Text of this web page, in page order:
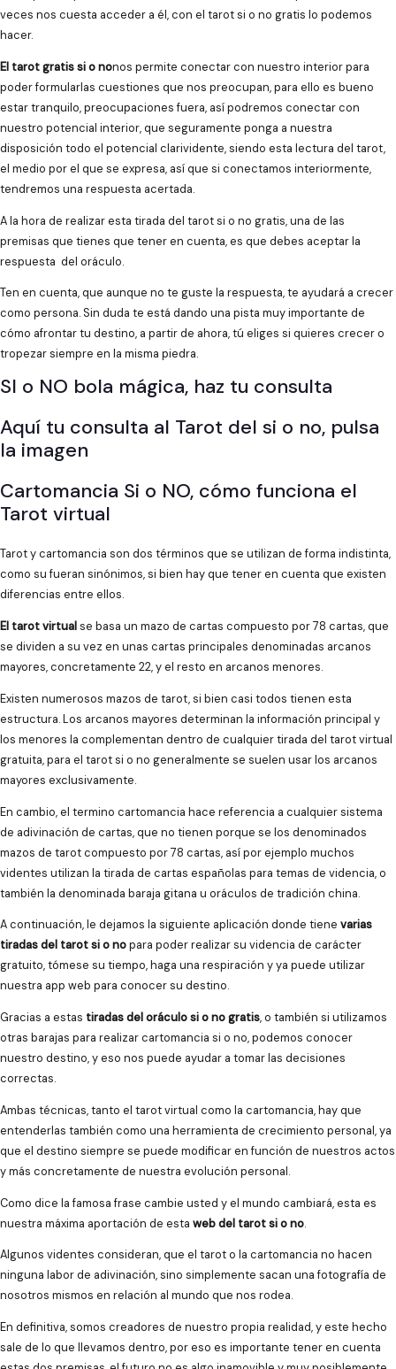
veces nos cuesta acceder a él, con el tarot si o no gratis lo podemos
hacer.
El tarot gratis si o nonos permite conectar con nuestro interior para
poder formularlas cuestiones que nos preocupan, para ello es bueno
estar tranquilo, preocupaciones fuera, así podremos conectar con
nuestro potencial interior, que seguramente ponga a nuestra
disposición todo el potencial clarividente, siendo esta lectura del tarot,
el medio por el que se expresa, así que si conectamos interiormente,
tendremos una respuesta acertada.
A la hora de realizar esta tirada del tarot si o no gratis, una de las
premisas que tienes que tener en cuenta, es que debes aceptar la
respuesta del oráculo.
Ten en cuenta, que aunque no te guste la respuesta, te ayudará a crecer
como persona. Sin duda te está dando una pista muy importante de
cómo afrontar tu destino, a partir de ahora, tú eliges si quieres crecer o
tropezar siempre en la misma piedra.
SI o NO bola mágica, haz tu consulta
Aquí tu consulta al Tarot del si o no, pulsa
la imagen
Cartomancia Si o NO, cómo funciona el
Tarot virtual
Tarot y cartomancia son dos términos que se utilizan de forma indistinta,
como su fueran sinónimos, si bien hay que tener en cuenta que existen
diferencias entre ellos.
El tarot virtualse basa un mazo de cartas compuesto por 78 cartas, que
se dividen a su vez en unas cartas principales denominadas arcanos
mayores, concretamente 22, y el resto en arcanos menores.
Existen numerosos mazos de tarot, si bien casi todos tienen esta
estructura. Los arcanos mayores determinan la información principal y
los menores la complementan dentro de cualquier tirada del tarot virtual
gratuita, para el tarot si o no generalmente se suelen usar los arcanos
mayores exclusivamente.
En cambio, el termino cartomancia hace referencia a cualquier sistema
de adivinación de cartas, que no tienen porque se los denominados
mazos de tarot compuesto por 78 cartas, así por ejemplo muchos
videntes utilizan la tirada de cartas españolas para temas de videncia, o
también la denominada baraja gitana u oráculos de tradición china.
A continuación, le dejamos la siguiente aplicación donde tiene varias
tiradas del tarot si o nopara poder realizar su videncia de carácter
gratuito, tómese su tiempo, haga una respiración y ya puede utilizar
nuestra app web para conocer su destino.
Gracias a estas tiradas del oráculo si o no gratis, o también si utilizamos
otras barajas para realizar cartomancia si o no, podemos conocer
nuestro destino, y eso nos puede ayudar a tomar las decisiones
correctas.
Ambas técnicas, tanto el tarot virtual como la cartomancia, hay que
entenderlas también como una herramienta de crecimiento personal, ya
que el destino siempre se puede modificar en función de nuestros actos
y más concretamente de nuestra evolución personal.
Como dice la famosa frase cambie usted y el mundo cambiará, esta es
nuestra máxima aportación de esta web del tarot si o no.
Algunos videntes consideran, que el tarot o la cartomancia no hacen
ninguna labor de adivinación, sino simplemente sacan una fotografía de
nosotros mismos en relación al mundo que nos rodea.
En definitiva, somos creadores de nuestro propia realidad, y este hecho
sale de lo que llevamos dentro, por eso es importante tener en cuenta